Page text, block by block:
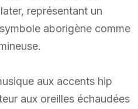
représentant un
aborigène comme
aux accents hip
aux oreilles échaudées